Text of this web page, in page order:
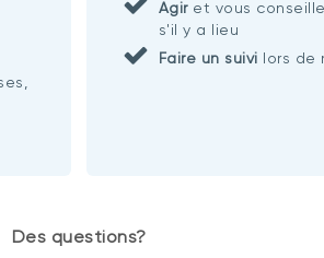
Agiret vous
s'il y a lieu
Faire un suivi lors de
Des questions?